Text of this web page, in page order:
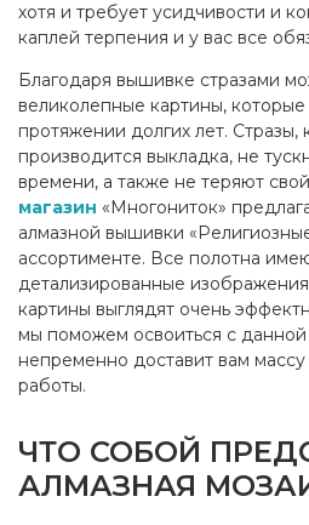
хотя и требует усидчивости и
каплей терпения и у вас все
Благодаря вышивке стразами
великолепные картины, которые
протяжении долгих лет. Стразы,
производится выкладка, не
времени, а также не теряют
магазин «Многониток»
алмазной вышивки
ассортименте. Все полотна
детализированные
картины выглядят очень
мы поможем освоиться с
непременно доставит вам массу
работы.
ЧТО СОБОЙ
АЛМАЗНАЯ